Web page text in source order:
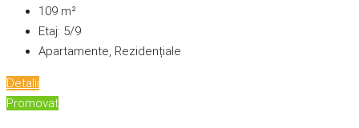
109 m²
Etaj: 5/9
Apartamente, Rezidențiale
Detalii
Promovat